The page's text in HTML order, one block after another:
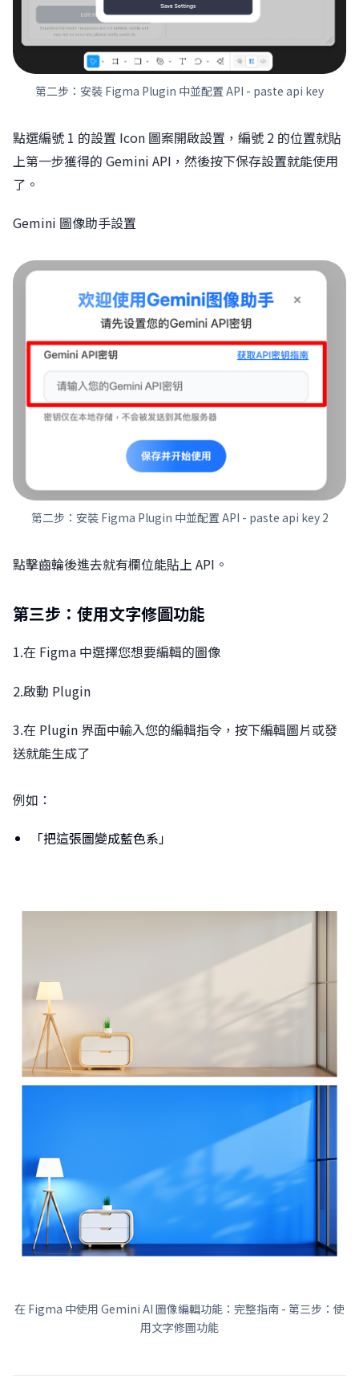
第二步：安裝 Figma Plugin 中並配置 API - paste api key
點選編號 1 的設置 Icon 圖案開啟設置，編號 2 的位置就貼
上第一步獲得的 Gemini API，然後按下保存設置就能使用
了。
Gemini 圖像助手設置
第二步：安裝 Figma Plugin 中並配置 API - paste api key 2
點擊齒輪後進去就有欄位能貼上 API。
第三步：使用文字修圖功能
1.在 Figma 中選擇您想要編輯的圖像
2.啟動 Plugin
3.在 Plugin 界面中輸入您的編輯指令，按下編輯圖片或發
送就能生成了
例如：
「把這張圖變成藍色系」
在 Figma 中使用 Gemini AI 圖像編輯功能：完整指南 - 第三步：使
用文字修圖功能